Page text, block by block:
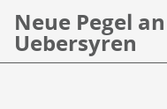
Neue Pegel
Uebersyren